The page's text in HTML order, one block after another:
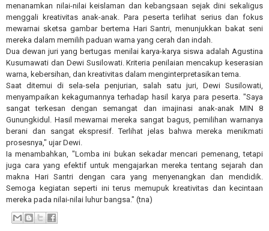
menanamkan nilai-nilai keislaman dan kebangsaan sejak dini sekaligus
menggali kreativitas anak-anak. Para peserta terlihat serius dan fokus
mewarnai sketsa gambar bertema Hari Santri, menunjukkan bakat seni
mereka dalam memilih paduan warna yang cerah dan indah.
Dua dewan juri yang bertugas menilai karya-karya siswa adalah Agustina
Kusumawati dan Dewi Susilowati. Kriteria penilaian mencakup keserasian
warna, kebersihan, dan kreativitas dalam menginterpretasikan tema.
Saat ditemui di sela-sela penjurian, salah satu juri, Dewi Susilowati,
menyampaikan kekagumannya terhadap hasil karya para peserta. "Saya
sangat terkesan dengan semangat dan imajinasi anak-anak MIN 8
Gunungkidul. Hasil mewarnai mereka sangat bagus, pemilihan warnanya
berani dan sangat ekspresif. Terlihat jelas bahwa mereka menikmati
prosesnya," ujar Dewi.
Ia menambahkan, "Lomba ini bukan sekadar mencari pemenang, tetapi
juga cara yang efektif untuk mengajarkan mereka tentang sejarah dan
makna Hari Santri dengan cara yang menyenangkan dan mendidik.
Semoga kegiatan seperti ini terus memupuk kreativitas dan kecintaan
mereka pada nilai-nilai luhur bangsa." (tna)